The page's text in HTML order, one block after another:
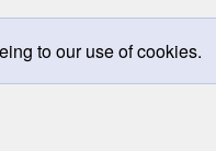
to our use of cookies.